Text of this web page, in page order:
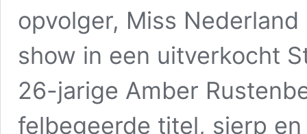
opvolger, Miss
show in een uitverkocht
26-jarige Amber
felbegeerde titel, sjerp